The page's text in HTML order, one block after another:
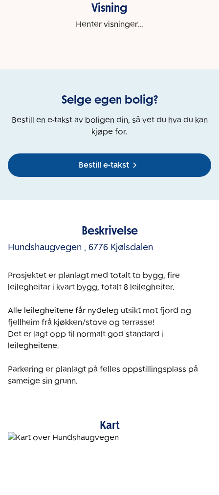
Visning
Henter visninger...
Selge egen bolig?
Bestill en e-takst av boligen din, så vet du hva du kan
kjøpe for.
Bestill e-takst
Beskrivelse
Hundshaugvegen , 6776 Kjølsdalen
Prosjektet er planlagt med totalt to bygg, fire
leilegheitar i kvart bygg, totalt 8 leilegheiter.
Alle leilegheitene får nydeleg utsikt mot fjord og
fjellheim frå kjøkken/stove og terrasse!
Det er lagt opp til normalt god standard i
leilegheitene.
Parkering er planlagt på felles oppstillingsplass på
sameige sin grunn.
Kart